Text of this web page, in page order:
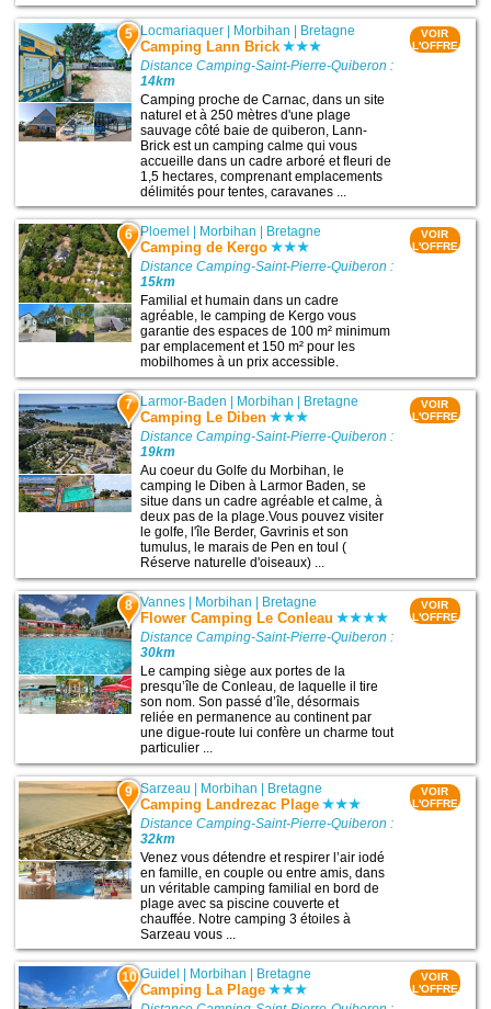
5 Locmariaquer | Morbihan | Bretagne
Camping Lann Brick
Distance Camping-Saint-Pierre-Quiberon :
14km
Camping proche de Carnac, dans un site
naturel et à 250 mètres d'une plage
sauvage côté baie de quiberon, Lann-
Brick est un camping calme qui vous
accueille dans un cadre arboré et fleuri de
1,5 hectares, comprenant emplacements
délimités pour tentes, caravanes ...
VOIR
L'OFFRE
6 Ploemel Morbihan Bretagne
Camping de Kergo
Distance Camping-Saint-Pierre-Quiberon :
15km
Familial et humain dans un cadre
agréable, le camping de Kergo vous
garantie des espaces de 100 m² minimum
par emplacement et 150 m² pour les
mobilhomes à un prix accessible.
VOIR
L'OFFRE
7 Larmor-Baden Morbihan Bretagne
Camping Le Diben
Distance Camping-Saint-Pierre-Quiberon :
19km
Au coeur du Golfe du Morbihan, le
camping le Diben à Larmor Baden, se
situe dans un cadre agréable et calme, à
deux pas de la plage.Vous pouvez visiter
le golfe, l'île Berder, Gavrinis et son
tumulus, le marais de Pen en toul (
Réserve naturelle d'oiseaux) ...
VOIR
L'OFFRE
8 Vannes Morbihan Bretagne
Flower Camping Le Conleau
Distance Camping-Saint-Pierre-Quiberon :
30km
Le camping siège aux portes de la
presqu’île de Conleau, de laquelle il tire
son nom. Son passé d’île, désormais
reliée en permanence au continent par
une digue-route lui confère un charme tout
particulier ...
VOIR
L'OFFRE
9 Sarzeau | Morbihan | Bretagne
Camping Landrezac Plage
Distance Camping-Saint-Pierre-Quiberon :
32km
Venez vous détendre et respirer l’air iodé
en famille, en couple ou entre amis, dans
un véritable camping familial en bord de
plage avec sa piscine couverte et
chauffée. Notre camping 3 étoiles à
Sarzeau vous ...
VOIR
L'OFFRE
10 Guidel | Morbihan | Bretagne
Camping La Plage
VOIR
L'OFFRE